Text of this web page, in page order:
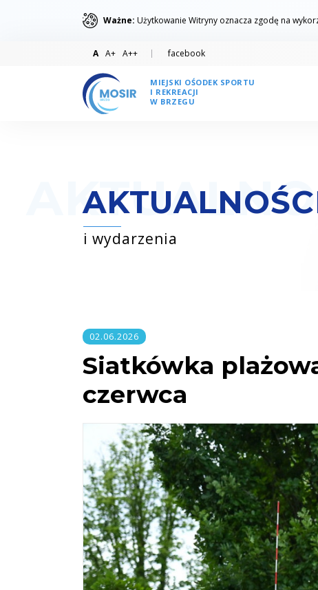
Ważne: Użytkowanie Witryny oznacza zgodę na
A A+ A++ facebook
MIEJSKI OŚODEK SPORTU
I REKREACJI
W BRZEGU
i wydarzenia
02.06.2026
Siatkówka
czerwca